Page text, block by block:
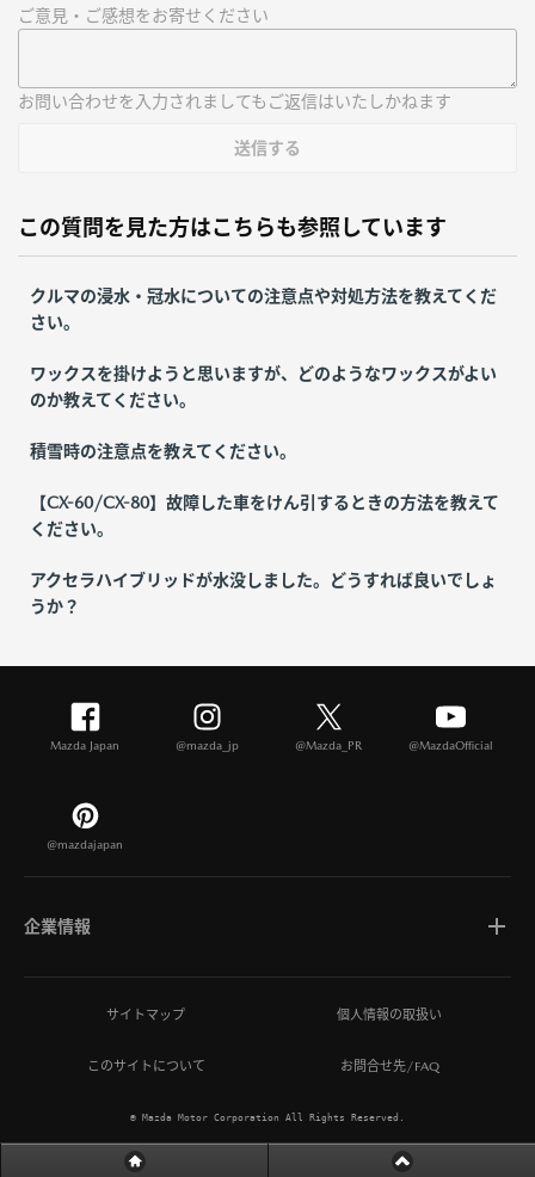
ご意見・ご感想をお寄せください
お問い合わせを入力されましてもご返信はいたしかねます
送信する
この質問を見た方はこちらも参照しています
クルマの浸水・冠水についての注意点や対処方法を教えてくだ
さい。
ワックスを掛けようと思いますが、どのようなワックスがよい
のか教えてください。
積雪時の注意点を教えてください。
【CX-60/CX-80】故障した車をけん引するときの方法を教えて
ください。
アクセラハイブリッドが水没しました。どうすれば良いでしょ
うか？
Mazda Japan @mazda_jp @Mazda_PR @MazdaOfficial
@mazdajapan
企業情報
マツダについて
ひとを想う価値創造
サイトマップ 個人情報の取扱い
このサイトについて お問合せ先/FAQ
© Mazda Motor Corporation All Rights Reserved.